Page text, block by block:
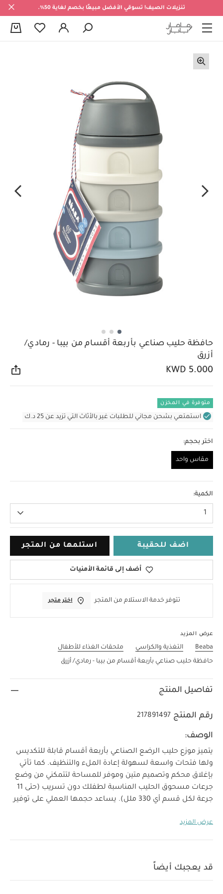
تنزيلات الصيف! تسوقي الأفضل مبيعًا بخصم لغاية 50%.
حافظة حليب صناعي بأربعة أقسام من بيبا - رمادي/
أزرق
KWD 5.000
متوفرة في المخزن
استمتعي بشحن مجاني للطلبات غير بالأثاث التي تزيد عن 25 د.ك
اختر بحجم:
مقاس واحد
الكمية:
1
اضف للحقيبة استلمها من المتجر
أضف إلى قائمة الأمنيات
تتوفر خدمة الاستلام من المتجر اختر متجر
عرض المزيد
Beaba التغذية والكراسي
ملحقات الغذاء للأطفال
حافظة حليب صناعي بأربعة أقسام من بيبا - رمادي/ أزرق
تفاصيل المنتج
رقم المنتج 217891497
الوصف:
يتميز موزع حليب الرضع الصناعي بأربعة أقسام قابلة للتكديس
ولها فتحات واسعة لسهولة إعادة الملء والتنظيف. كما تأتي
بإغلاق محكم وتصميم متين وموفر للمساحة لتتمكني من وضع
جرعات مسحوق الحليب المناسبة لطفلك دون تسريب (حتى 11
جرعة لكل قسم أي 330 ملل). يساعد حجمها العملي على توفير
لكل قسم
عرض المزيد
قد يعجبك أيضاً